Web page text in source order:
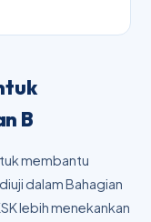
B
membantu
dalam Bahagian
lebih menekankan